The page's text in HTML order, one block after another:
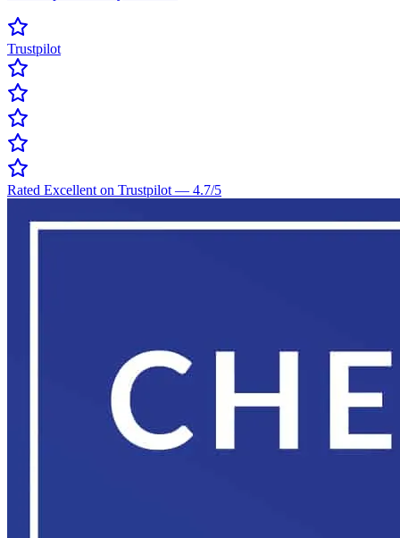
Trustpilot
Rated Excellent on Trustpilot — 4.7/5